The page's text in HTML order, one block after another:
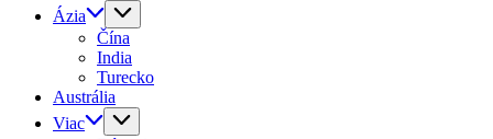
Ázia
Čína
India
Turecko
Austrália
Viac